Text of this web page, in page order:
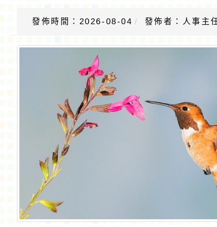
發佈時間：2026-08-04 發佈者：人事主